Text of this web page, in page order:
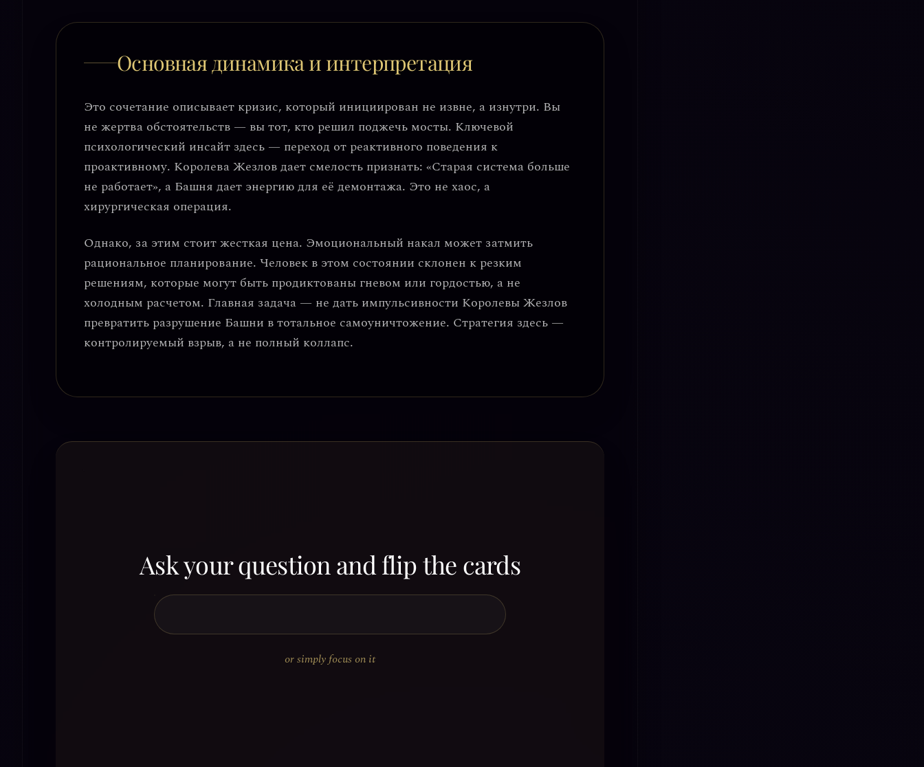
Основная динамика и интерпретация
Это сочетание описывает кризис, который инициирован не извне, а изнутри. Вы
не жертва обстоятельств — вы тот, кто решил поджечь мосты. Ключевой
психологический инсайт здесь — переход от реактивного поведения к
проактивному. Королева Жезлов дает смелость признать: «Старая система больше
не работает», а Башня дает энергию для её демонтажа. Это не хаос, а
хирургическая операция.
Однако, за этим стоит жесткая цена. Эмоциональный накал может затмить
рациональное планирование. Человек в этом состоянии склонен к резким
решениям, которые могут быть продиктованы гневом или гордостью, а не
холодным расчетом. Главная задача — не дать импульсивности Королевы Жезлов
превратить разрушение Башни в тотальное самоуничтожение. Стратегия здесь —
контролируемый взрыв, а не полный коллапс.
Ask your question and flip the cards
or simply focus on it